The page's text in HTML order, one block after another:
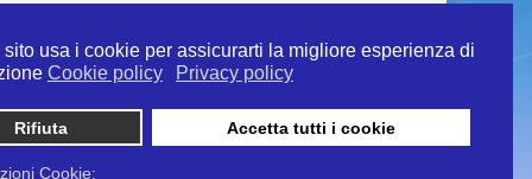
sito usa i cookie per assicurarti la migliore esperienza di
Cookie policy Privacy policy
Rifiuta Accetta tutti i cookie
Cookie:
info@ipertermiaitalia.it tel. 331/9584817 . Il
diramato nel rispetto delle Linee Guida contenute